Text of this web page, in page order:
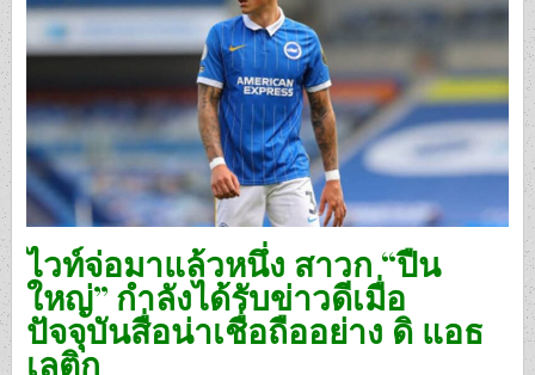
ไวท์จ่อมาแล้วหนึ่ง สาวก “ปืน
ใหญ่” กำลังได้รับข่าวดีเมื่อ
ปัจจุบันสื่อน่าเชื่อถืออย่าง ดิ แอธ
เลติก